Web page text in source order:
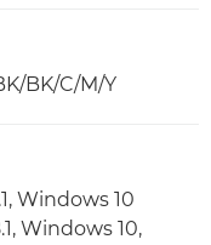
BK/C/M/Y
Windows 10
Windows 10,